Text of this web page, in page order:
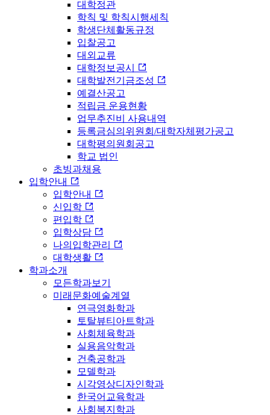
대학정관
학칙 및 학칙시행세칙
학생단체활동규정
입찰공고
대외교류
대학정보공시
대학발전기금조성
예결산공고
적립금 운용현황
업무추진비 사용내역
등록금심의위원회/대학자체평가공고
대학평의원회공고
학교 법인
초빙과채용
입학안내
입학안내
신입학
편입학
입학상담
나의입학관리
대학생활
학과소개
모든학과보기
미래문화예술계열
연극영화학과
토탈뷰티아트학과
사회체육학과
실용음악학과
건축공학과
모델학과
시각영상디자인학과
한국어교육학과
사회복지학과